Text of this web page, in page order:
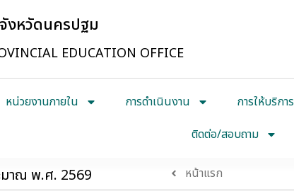
งหวัดนครปฐม
EDUCATION OFFICE
หน่วยงานภายใน การดำเนินงาน การให้บริการ
ติดต่อ/สอบถาม
มาณ พ.ศ. 2569 หน้าแรก